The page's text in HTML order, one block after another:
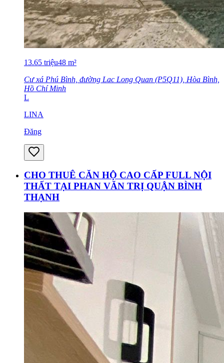
13.65 triệu48 m²
Cư xá Phú Bình, đường Lac Long Quan (P5Q11), Hòa Bình,
Hồ Chí Minh
L
LINA
Đăng
CHO THUÊ CĂN HỘ CAO CẤP FULL NỘI
THẤT TẠI PHAN VĂN TRỊ QUẬN BÌNH
THẠNH